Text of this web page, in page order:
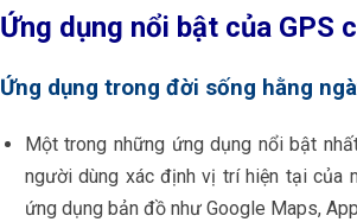
Ứng dụng nổi bật của GPS
Ứng dụng trong đời sống hằng
Một trong những ứng dụng nổi bật
người dùng xác định vị trí hiện tại của
ứng dụng bản đồ như Google Maps,